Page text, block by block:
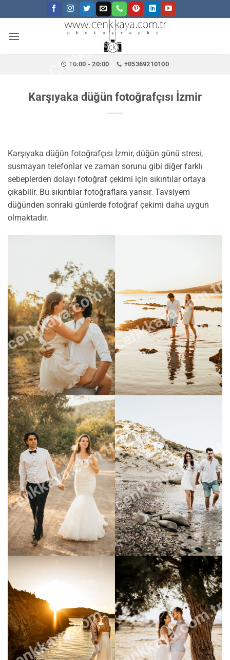
atla
CENKKAYA.COM.TR
10:00 - 20:00 +05369210100
Karşıyaka düğün fotoğrafçısı İzmir
Karşıyaka düğün fotoğrafçısı İzmir, düğün günü stresi,
susmayan telefonlar ve zaman sorunu gibi diğer farklı
sebeplerden dolayı fotoğraf çekimi için sıkıntılar ortaya
çıkabilir. Bu sıkıntılar fotoğraflara yansır. Tavsiyem
düğünden sonraki günlerde fotoğraf çekimi daha uygun
olmaktadır.
cenkkaya.com.trcenkkaya.com.tr
cenkkaya.com.trcenkkaya.com.tr
cenkkaya.com.trcenkkaya.com.tr